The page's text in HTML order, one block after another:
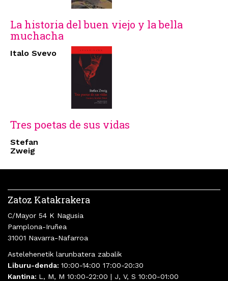
La historia del buen viejo y la bella
muchacha
Italo Svevo
Tres poetas de sus vidas
Stefan
Zweig
Zatoz Katakrakera
C/Mayor 54 K Nagusia
Pamplona-Iruñea
31001 Navarra-Nafarroa
Astelehenetik larunbatera zabalik
Liburu-denda: 10:00-14:00 17:00-20:30
Kantina: L, M, M 10:00-22:00 | J, V, S 10:00-01:00